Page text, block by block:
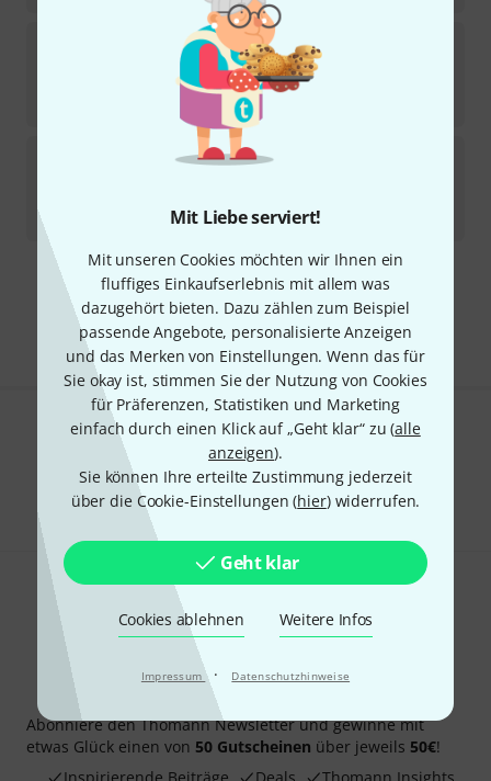
Mit Liebe serviert!
Mit unseren Cookies möchten wir Ihnen ein
fluffiges Einkaufserlebnis mit allem was
dazugehört bieten. Dazu zählen zum Beispiel
passende Angebote, personalisierte Anzeigen
und das Merken von Einstellungen. Wenn das für
Sie okay ist, stimmen Sie der Nutzung von Cookies
für Präferenzen, Statistiken und Marketing
einfach durch einen Klick auf „Geht klar“ zu (alle
anzeigen).
Sie können Ihre erteilte Zustimmung jederzeit
über die Cookie-Einstellungen (hier) widerrufen.
Geht klar
Cookies ablehnen Weitere Infos
Impressum · Datenschutzhinweise
FLO-RED Folk Strap
52
Sofort lieferbar
EDB Machine for A/E String
Kostenloser Versand ab 29 €
Alle Preise inkl. MwSt.
Gefällt Ihnen, was Sie sehen?
Teilen Hilfe & Feedback
Thomann Newsletter
Abonniere den Thomann Newsletter und gewinne mit
etwas Glück einen von 50 Gutscheinen über jeweils 50€!